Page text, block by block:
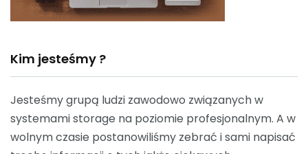
Kim jesteśmy ?
Jesteśmy grupą ludzi zawodowo związanych w
systemami storage na poziomie profesjonalnym. A w
wolnym czasie postanowiliśmy zebrać i sami napisać